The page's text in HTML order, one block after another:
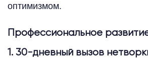
оптимизмом.
Профессиональное
1. 30-дневный вызов